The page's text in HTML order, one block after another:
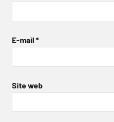
E-mail *
Site web